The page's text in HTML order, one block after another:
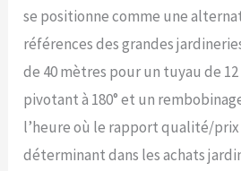
se positionne comme une
références des grandes
de 40 mètres pour un tuyau de
pivotant à 180° et un
l’heure où le rapport qualité/
déterminant dans les achats